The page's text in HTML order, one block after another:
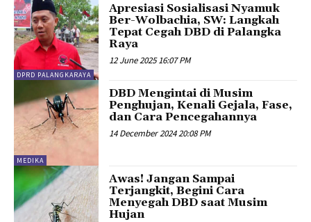
DPRD PALANGKARAYA
Apresiasi Sosialisasi Nyamuk
Ber-Wolbachia, SW: Langkah
Tepat Cegah DBD di Palangka
Raya
12 June 2025 16:07 PM
MEDIKA
DBD Mengintai di Musim
Penghujan, Kenali Gejala, Fase,
dan Cara Pencegahannya
14 December 2024 20:08 PM
Awas! Jangan Sampai
Terjangkit, Begini Cara
Menyegah DBD saat Musim
Hujan